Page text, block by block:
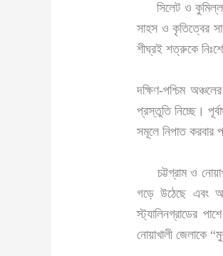
সিলেট ও কুমিল্লা
সাহস ও কৃতিত্বের
শীঘ্রই শত্রুকে
দক্ষিণ-পশ্চিম
প্রস্তুতি নিচ্ছে।
সমূলে নিপাত করবার
চট্টগ্রাম ও
গড়ে উঠেছে এবং
স্ট্যালিনগ্রাডের
নোয়াখালী জেলাকে